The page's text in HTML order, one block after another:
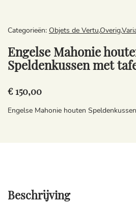
Categorieën: Objets de Vertu,Overig,
Engelse Mahonie
Speldenkussen met
€ 150,00
Engelse Mahonie houten
Beschrijving